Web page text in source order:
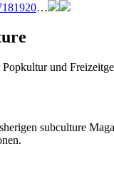
181920…
und
subculture